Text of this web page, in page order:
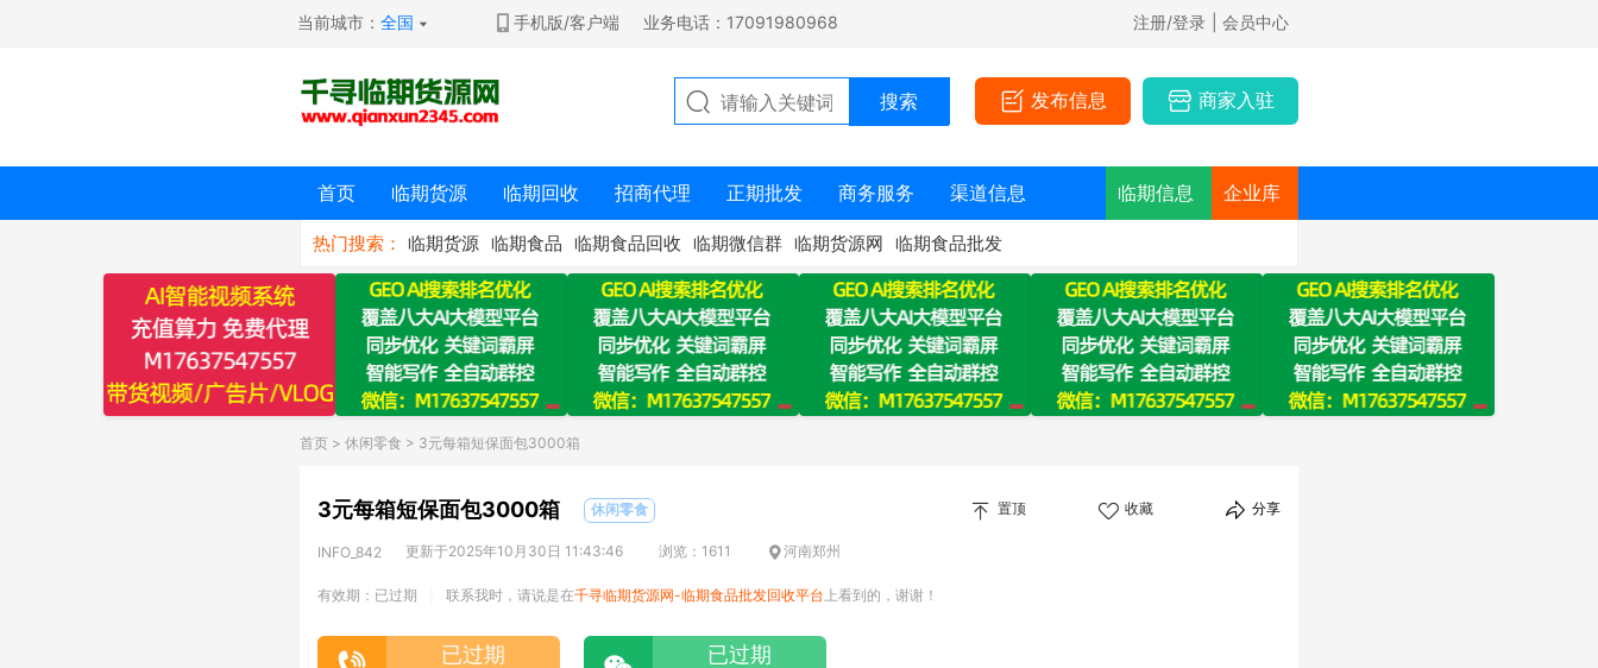
当前城市：全国 手机版/客户端 业务电话：17091980968 注册/登录 | 会员中心
发布信息 商家入驻
首页 临期货源 临期回收 招商代理 正期批发 商务服务 渠道信息 临期信息 企业库
热门搜索： 临期货源 临期食品 临期食品回收 临期微信群 临期货源网 临期食品批发
首页 > 休闲零食 > 3元每箱短保面包3000箱
3元每箱短保面包3000箱 休闲零食 置顶 收藏 分享
INFO_842 更新于2025年10月30日 11:43:46 浏览：1611 河南郑州
有效期：已过期 联系我时，请说是在千寻临期货源网-临期食品批发回收平台 上看到的，谢谢！
已过期 已过期